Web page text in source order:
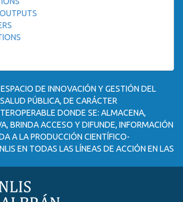
DE INNOVACIÓN Y GESTIÓN DEL
PÚBLICA, DE CARÁCTER
DONDE SE: ALMACENA,
BRINDA ACCESO Y DIFUNDE, INFORMACIÓN
A LA PRODUCCIÓN CIENTÍFICO-
EN TODAS LAS LÍNEAS DE ACCIÓN EN LAS